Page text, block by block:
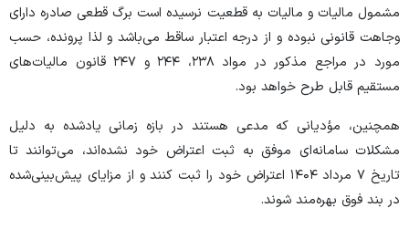
مشمول مالیات و مالیات به قطعیت نرسیده است برگ قطعی صادره دارای
وجاهت قانونی نبوده و از درجه اعتبار ساقط می‌باشد و لذا پرونده، حسب
مورد در مراجع مذکور در مواد ۲۳۸، ۲۴۴ و ۲۴۷ قانون مالیات‌های
مستقیم قابل طرح خواهد بود.
همچنین، مؤدیانی که مدعی هستند در بازه زمانی یادشده به دلیل
مشکلات سامانه‌ای موفق به ثبت اعتراض خود نشده‌اند، می‌توانند تا
تاریخ ۷ مرداد ۱۴۰۴ اعتراض خود را ثبت کنند و از مزایای پیش‌بینی‌شده
در بند فوق بهره‌مند شوند.